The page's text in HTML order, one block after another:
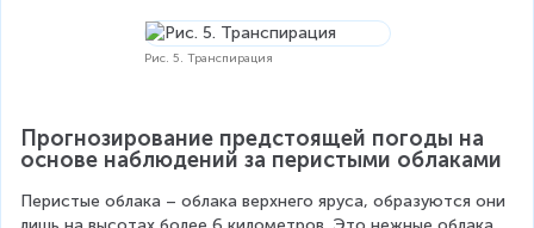
Рис. 5. Транспирация
Прогнозирование предстоящей погоды на
основе наблюдений за перистыми облаками
Перистые облака – облака верхнего яруса, образуются они